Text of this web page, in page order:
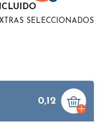
SELECCIONADOS
0,12